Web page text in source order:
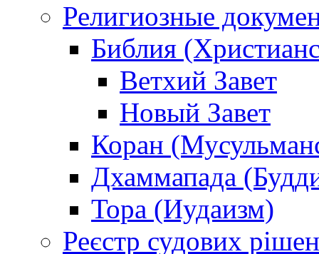
Религиозные
Библия
Ветхий Завет
Новый Завет
Коран
Дхаммапада
Тора (Иудаизм)
Реєстр судових